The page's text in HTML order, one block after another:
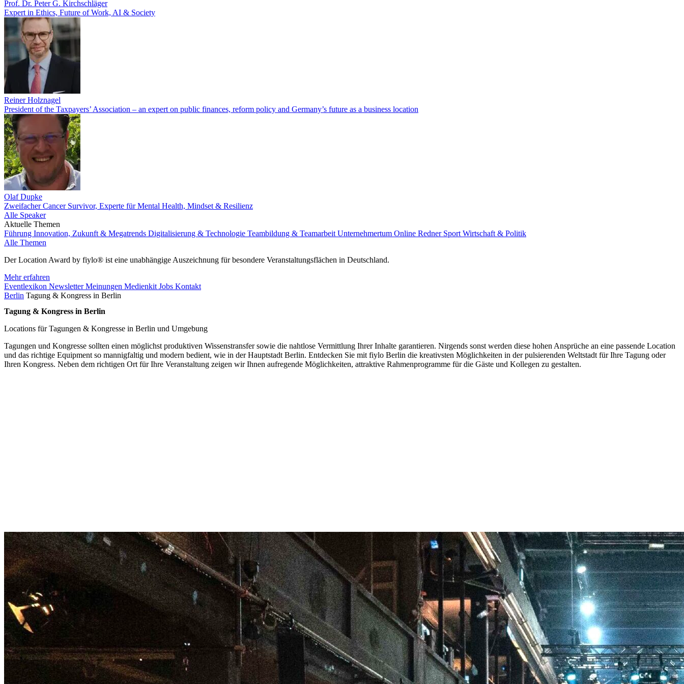
Prof. Dr. Peter G. Kirchschläger
Expert in Ethics, Future of Work, AI & Society
Reiner Holznagel
President of the Taxpayers’ Association – an expert on public finances, reform policy and Germany’s future as a business location
Olaf Dupke
Zweifacher Cancer Survivor, Experte für Mental Health, Mindset & Resilienz
Alle Speaker
Aktuelle Themen
Führung Innovation, Zukunft & Megatrends Digitalisierung & Technologie Teambildung & Teamarbeit Unternehmertum Online Redner Sport Wirtschaft & Politik
Alle Themen
Der Location Award by fiylo® ist eine unabhängige Auszeichnung für besondere Veranstaltungsflächen in Deutschland.
Mehr erfahren
Eventlexikon NewsletterMeinungen Medienkit Jobs Kontakt
Berlin Tagung & Kongress in Berlin
Tagung & Kongress in Berlin
Locations für Tagungen & Kongresse in Berlin und Umgebung
Tagungen und Kongresse sollten einen möglichst produktiven Wissenstransfer sowie die nahtlose Vermittlung Ihrer Inhalte garantieren. Nirgends sonst werden diese hohen Ansprüche an eine passende Location
und das richtige Equipment so mannigfaltig und modern bedient, wie in der Hauptstadt Berlin. Entdecken Sie mit fiylo Berlin die kreativsten Möglichkeiten in der pulsierenden Weltstadt für Ihre Tagung oder
Ihren Kongress. Neben dem richtigen Ort für Ihre Veranstaltung zeigen wir Ihnen aufregende Möglichkeiten, attraktive Rahmenprogramme für die Gäste und Kollegen zu gestalten.